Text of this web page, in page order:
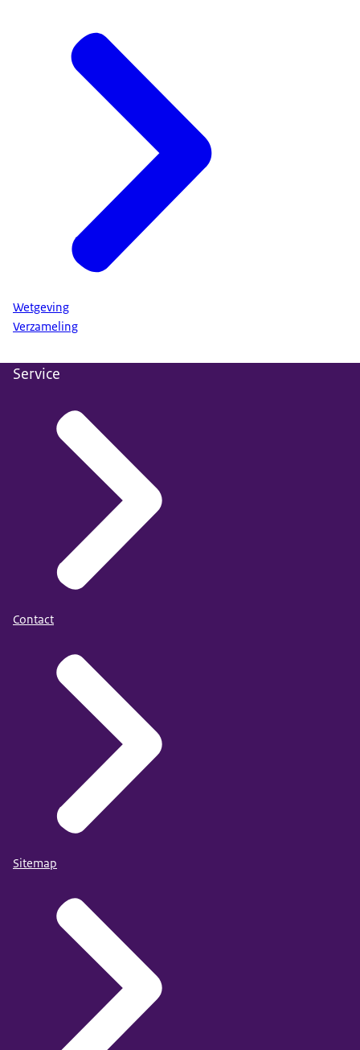
Wetgeving
Verzameling
Service
Contact
Sitemap